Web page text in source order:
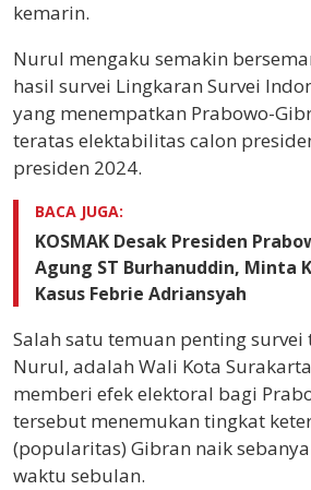
kemarin.
Nurul mengaku semakin
hasil survei Lingkaran Survei
yang menempatkan Prabowo-
teratas elektabilitas calon
presiden 2024.
BACA JUGA:
KOSMAK Desak Presiden
Agung ST Burhanuddin, Minta
Kasus Febrie Adriansyah
Salah satu temuan penting survei
Nurul, adalah Wali Kota
memberi efek elektoral bagi
tersebut menemukan tingkat
(popularitas) Gibran naik
waktu sebulan.